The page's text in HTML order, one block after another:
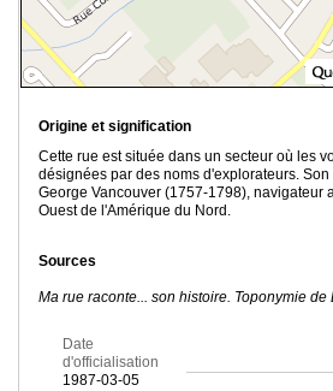
Origine et signification
Cette rue est située dans un secteur où les
désignées par des noms d'explorateurs.
George Vancouver (1757-1798), navigateur
Ouest de l'Amérique du Nord.
Sources
Ma rue raconte... son histoire. Toponymie de
Date
d'officialisation
1987-03-05